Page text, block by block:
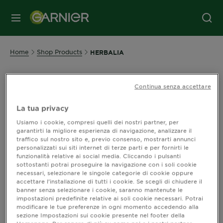
MENU
Home Shop Products HERBALIA
Shop Herbalia
vegetali e oli essenziali che dona riflessi naturali e luminosi
mentre il trattamento nutritivo ridensifica e rivitalizza i
capelli. Colora i primi capelli bianchi.
Per fare la prova virtuale del colore con Color Match
trovare quello perfetto per te, clicca sul prodotto e poi
sull’icona
La tua privacy
Usiamo i cookie, compresi quelli dei nostri partner, per
garantirti la migliore esperienza di navigazione, analizzare il
traffico sul nostro sito e, previo consenso, mostrarti annunci
personalizzati sui siti internet di terze parti e per fornirti le
funzionalità relative ai social media. Cliccando i pulsanti
sottostanti potrai proseguire la navigazione con i soli cookie
necessari, selezionare le singole categorie di cookie oppure
accettare l’installazione di tutti i cookie. Se scegli di chiudere il
banner senza selezionare i cookie, saranno mantenute le
impostazioni predefinite relative ai soli cookie necessari. Potrai
modificare le tue preferenze in ogni momento accedendo alla
sezione Impostazioni sui cookie presente nel footer della
Continua senza accettare